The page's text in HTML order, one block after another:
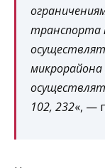
транспорта
102, 232«, —